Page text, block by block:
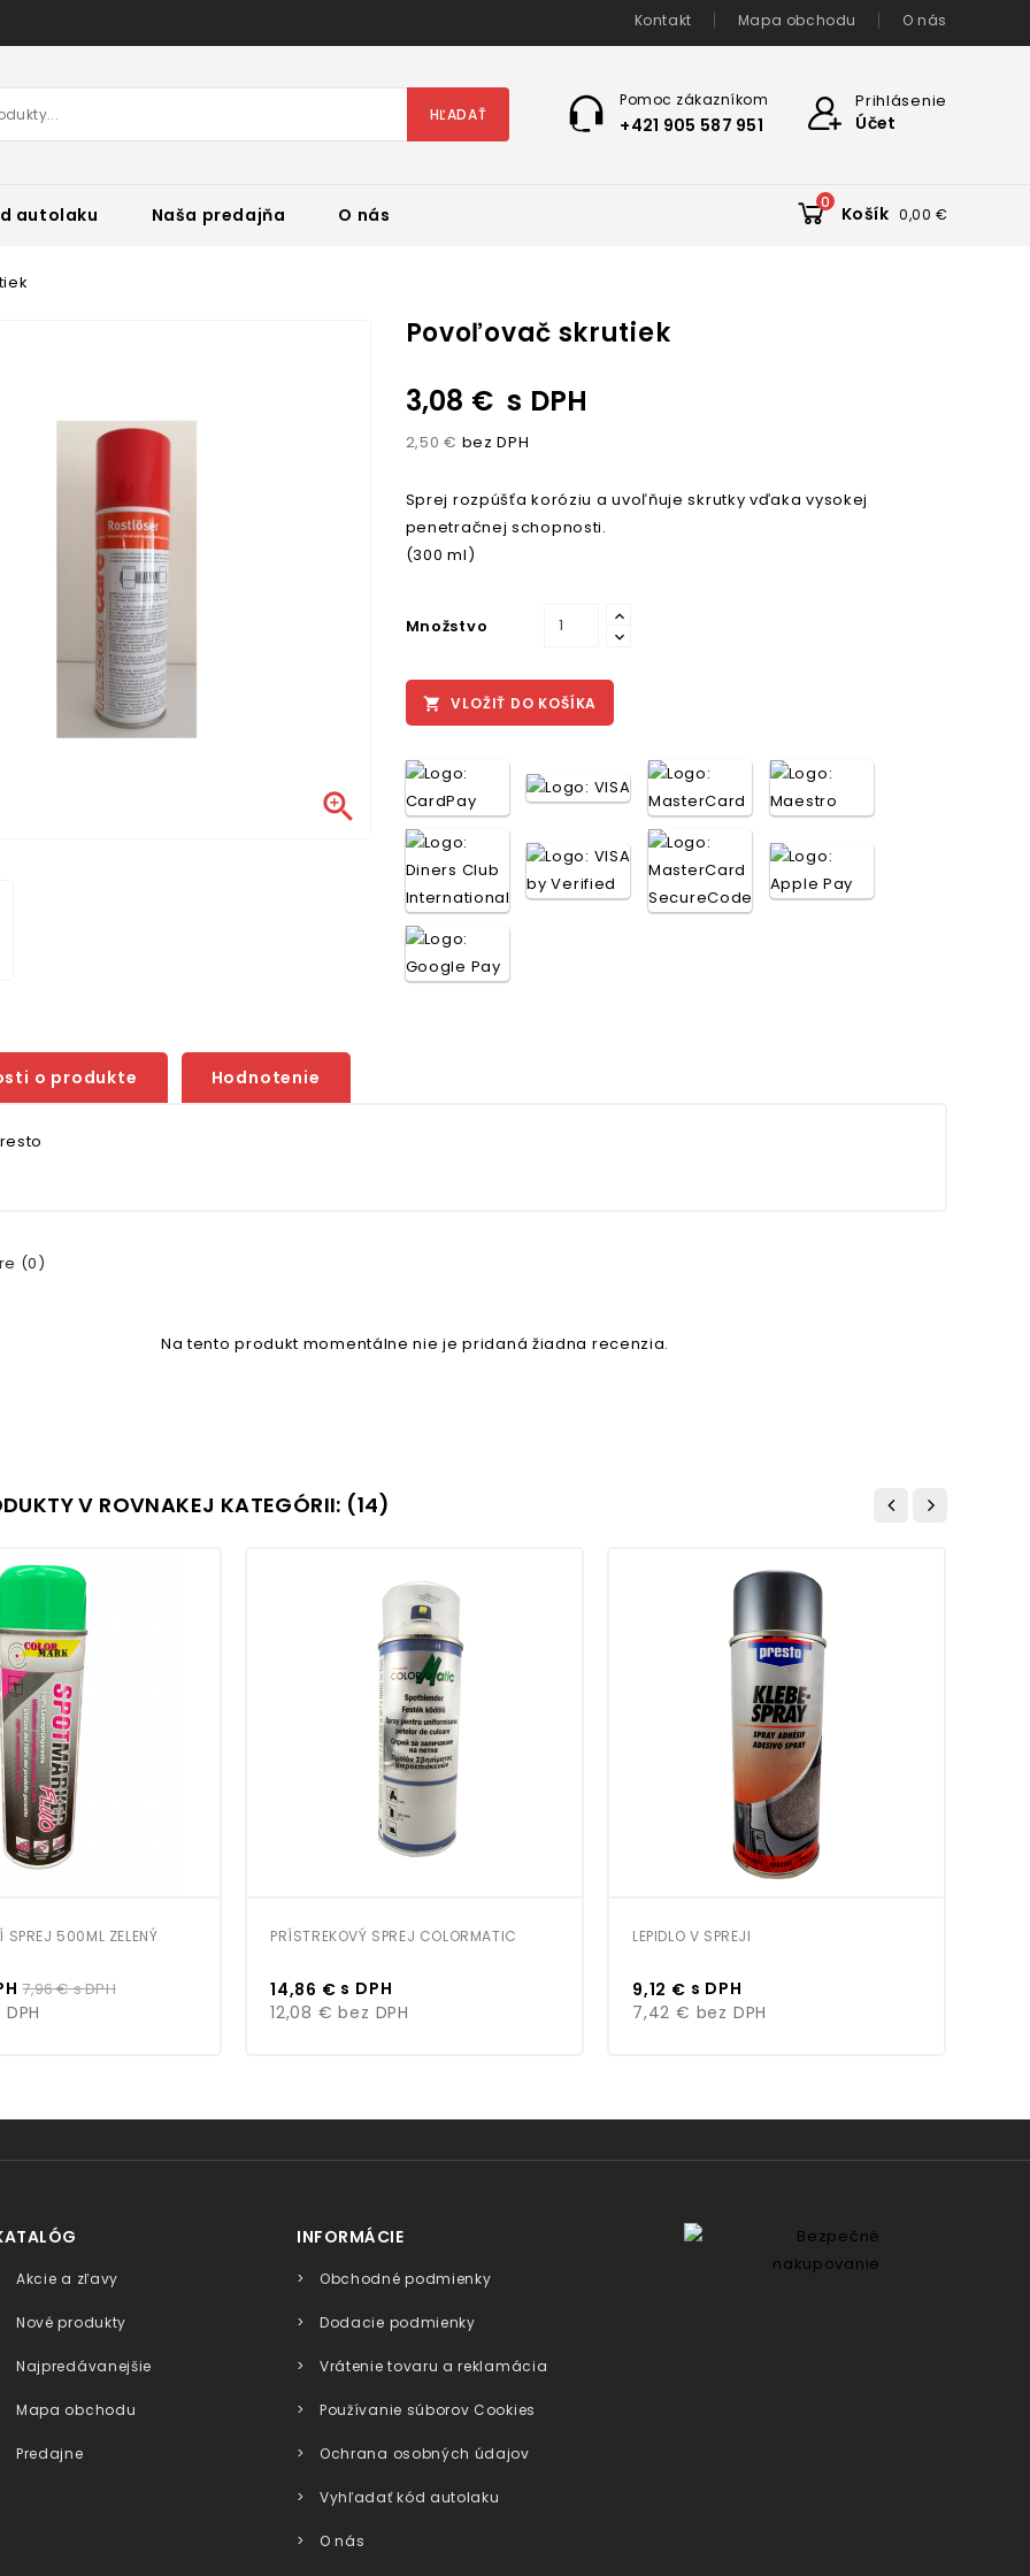
Kontakt Mapa obchodu O nás
Prihlásenie
Účet
Pomoc zákazníkom
+421 905 587 951
HĽADAŤ
autolaku Naša predajňa O nás
0
Košík 0,00 €

Povoľovač skrutiek
3,08 € s DPH
2,50 € bez DPH
Sprej rozpúšťa koróziu a uvoľňuje skrutky vďaka vysokej
penetračnej schopnosti.
(300 ml)
Množstvo
 VLOŽIŤ DO KOŠÍKA
o produkte Hodnotenie
(0)
Na tento produkt momentálne nie je pridaná žiadna recenzia.
V ROVNAKEJ KATEGÓRII: (14)
SPREJ 500ML ZELENÝ
Bežná
cena
7,96 €s DPH
PRÍSTREKOVÝ SPREJ COLORMATIC
Cena
14,86 € s DPH
12,08 € bez DPH
LEPIDLO V SPREJI
Cena
9,12 € s DPH
7,42 € bez DPH
Akcie a zľavy
Nové produkty
Najpredávanejšie
Mapa obchodu
Predajne
INFORMÁCIE
Obchodné podmienky
Dodacie podmienky
Vrátenie tovaru a reklamácia
Používanie súborov Cookies
Ochrana osobných údajov
Vyhľadať kód autolaku
O nás